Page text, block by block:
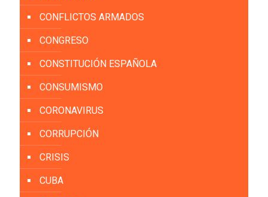
CONFLICTOS ARMADOS
CONGRESO
CONSTITUCIÓN ESPAÑOLA
CONSUMISMO
CORONAVIRUS
CORRUPCIÓN
CRISIS
CUBA